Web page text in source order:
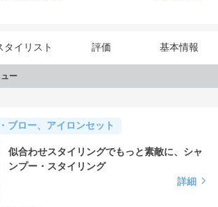
タイリスト 評価 基本情報
ー
ブロー、アイロンセット
似合わせスタイリングでもっと素敵に、シャ
ンプー・スタイリング
詳細